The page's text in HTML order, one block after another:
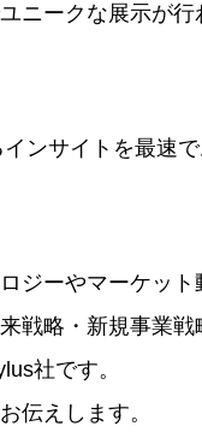
ニークな展示が行
ンサイトを最速
ジーやマーケット
戦略・新規事業戦
社です。
伝えします。